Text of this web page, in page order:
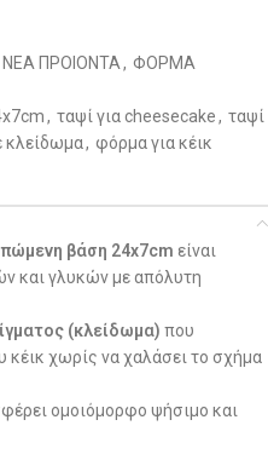
ΝΕΑ ΠΡΟΙΟΝΤΑ, ΦΟΡΜΑ
, ταψί για cheesecake, ταψί
κλείδωμα, φόρμα για κέικ
βάση 24x7cm είναι
και γλυκών με απόλυτη
(κλείδωμα) που
κέικ χωρίς να χαλάσει το σχήμα
ομοιόμορφο ψήσιμο και